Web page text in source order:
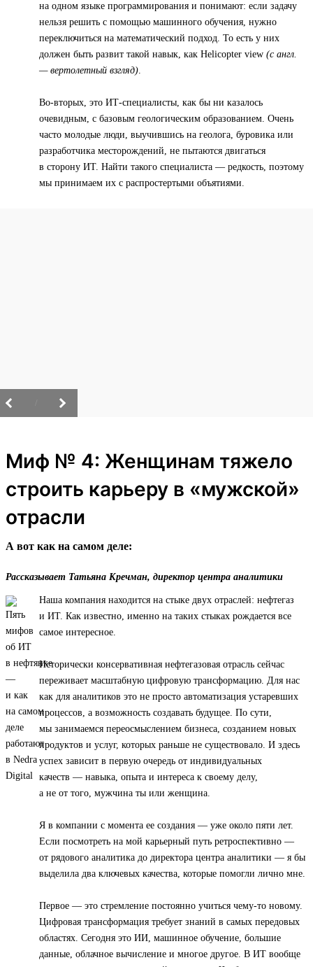
на одном языке программирования и понимают: если задачу
нельзя решить с помощью машинного обучения, нужно
переключиться на математический подход. То есть у них
должен быть развит такой навык, как Helicopter view (с англ.
— вертолетный взгляд).
Во-вторых, это ИТ-специалисты, как бы ни казалось
очевидным, с базовым геологическим образованием. Очень
часто молодые люди, выучившись на геолога, буровика или
разработчика месторождений, не пытаются двигаться
в сторону ИТ. Найти такого специалиста — редкость, поэтому
мы принимаем их с распростертыми объятиями.
Миф № 4: Женщинам тяжело
строить карьеру в «мужской»
отрасли
А вот как на самом деле:
Рассказывает Татьяна Кречман, директор центра аналитики
Наша компания находится на стыке двух отраслей: нефтегаз
и ИТ. Как известно, именно на таких стыках рождается все
самое интересное.
Исторически консервативная нефтегазовая отрасль сейчас
переживает масштабную цифровую трансформацию. Для нас
как для аналитиков это не просто автоматизация устаревших
процессов, а возможность создавать будущее. По сути,
мы занимаемся переосмыслением бизнеса, созданием новых
продуктов и услуг, которых раньше не существовало. И здесь
успех зависит в первую очередь от индивидуальных
качеств — навыка, опыта и интереса к своему делу,
а не от того, мужчина ты или женщина.
Я в компании с момента ее создания — уже около пяти лет.
Если посмотреть на мой карьерный путь ретроспективно —
от рядового аналитика до директора центра аналитики — я бы
выделила два ключевых качества, которые помогли лично мне.
Первое — это стремление постоянно учиться чему-то новому.
Цифровая трансформация требует знаний в самых передовых
областях. Сегодня это ИИ, машинное обучение, большие
данные, облачное вычисление и многое другое. В ИТ вообще